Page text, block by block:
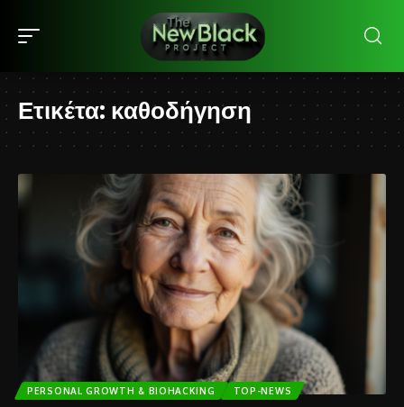
Ετικέτα: καθοδήγηση
PERSONAL GROWTH & BIOHACKING TOP-NEWS